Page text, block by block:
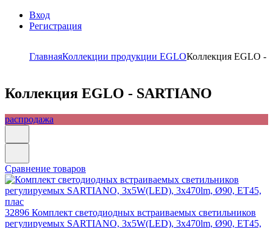
Вход
Регистрация
ГлавнаяКоллекции продукции EGLOКоллекция EGLO -
Коллекция EGLO - SARTIANO
распродажа
Сравнение товаров
32896 Комплект светодиодных встраиваемых светильников
регулируемых SARTIANO, 3х5W(LED), 3х470lm, Ø90, ET45,